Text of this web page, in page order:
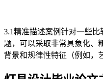
3.1精准描述案例针对一些
题，可以采取非常具象化、
背景和规律性特征（例如，